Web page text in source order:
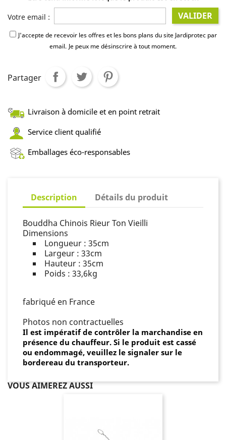
Votre email : VALIDER
J'accepte de recevoir les offres et les bons plans du site Jardiprotec par
email. Je peux me désinscrire à tout moment.
Partager
Livraison à domicile et en point retrait
Service client qualifié
Emballages éco-responsables
Description Détails du produit
Bouddha Chinois Rieur Ton Vieilli
Dimensions
Longueur : 35cm
Largeur : 33cm
Hauteur : 35cm
Poids : 33,6kg
fabriqué en France
Photos non contractuelles
Il est impératif de contrôler la marchandise en
présence du chauffeur. Si le produit est cassé
ou endommagé, veuillez le signaler sur le
bordereau du transporteur.
VOUS AIMEREZ AUSSI